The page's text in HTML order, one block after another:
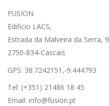
FUSION
Edificio LACS,
Estrada da Malveira da Serra,
2750-834-Cascais
GPS: 38.7242151,-9.444793
Tel: (+351) 21486 18 45
Email: info@fusion.pt